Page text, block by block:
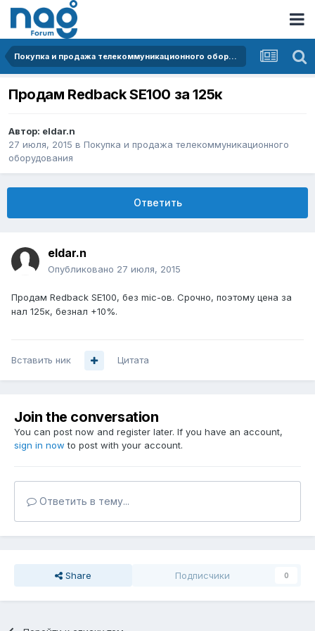
Покупка и продажа телекоммуникационного оборудования
Продам Redback SE100 за 125к
Автор: eldar.n
27 июля, 2015 в Покупка и продажа телекоммуникационного
оборудования
Ответить
eldar.n
Опубликовано 27 июля, 2015
Продам Redback SE100, без mic-ов. Срочно, поэтому цена за
нал 125к, безнал +10%.
Вставить ник Цитата
Join the conversation
You can post now and register later. If you have an account,
sign in now to post with your account.
Ответить в тему...
Share Подписчики 0